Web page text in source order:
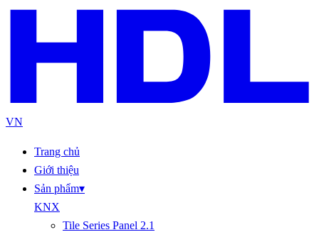
VN
Trang chủ
Giới thiệu
Sản phẩm▾
KNX
Tile Series Panel 2.1